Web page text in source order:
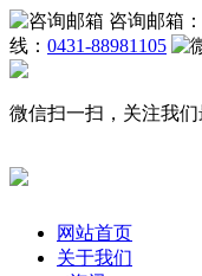
咨询邮箱：
线： 0431-88981105
微信扫一扫，关注我
网站首页
关于我们